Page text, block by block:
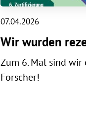
07.04.2026
Wir wurden
Zum 6. Mal sind wir
Forscher!